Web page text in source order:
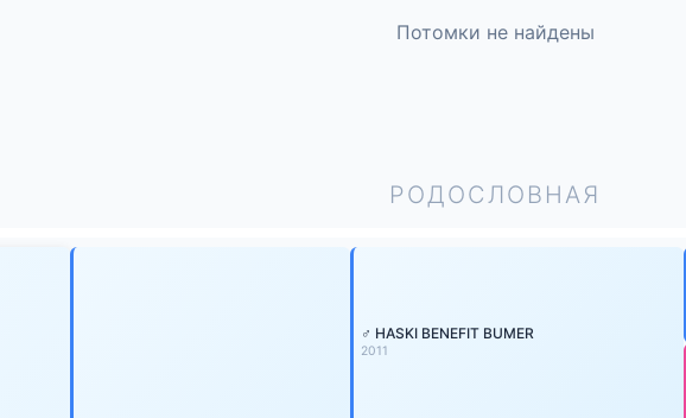
Потомки не найдены
РОДОСЛОВНАЯ
♂ HASKI BENEFIT BUMER
2011